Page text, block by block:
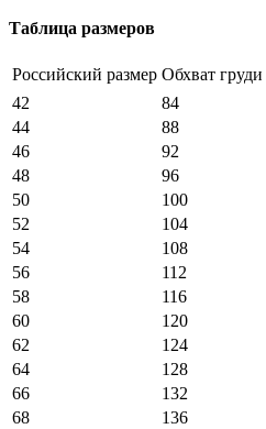
Таблица размеров
Российский размер Обхват груди
42
84
44
88
46
92
48
96
50
100
52
104
54
108
56
112
58
116
60
120
62
124
64
128
66
132
68
136